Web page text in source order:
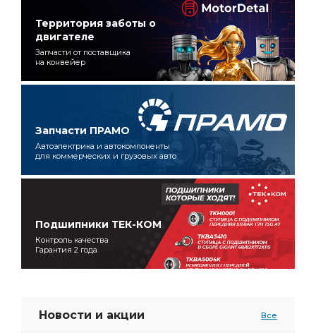
Территория заботы о
двигателе
Запчасти от поставщика
на конвейер
Запчасти ПРАМО
Автоэлектрика и автокомпоненты
для коммерческих и грузовых авто
Подшипники ТЕК-КОМ
Контроль качества
Гарантия 2 года
Новости и акции Все